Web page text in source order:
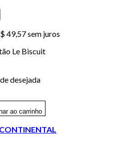
49,57 sem juros
Le Biscuit
desejada
ao carrinho